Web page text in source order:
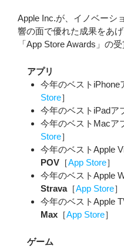
Apple Inc.が、イノベーシ
響の面で優れた成果をあ
「App Store Awards」の
アプリ
今年のベストiPhone
Store］
今年のベストiPadア
今年のベストMacア
Store］
今年のベストApple
POV ［App Store］
今年のベストApple
Strava［App Store］
今年のベストApple
Max ［App Store］
ゲーム